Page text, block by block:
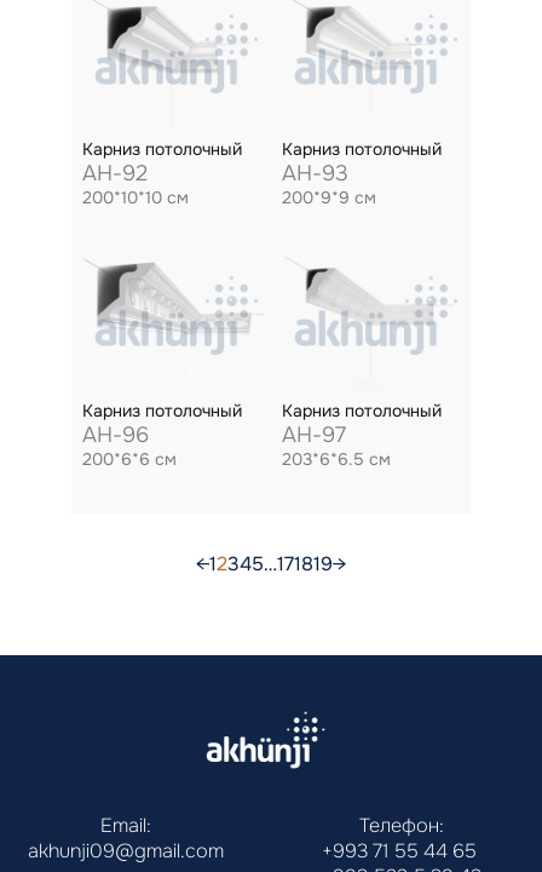
Карниз потолочный
AH-92
200*10*10 см
Карниз потолочный
AH-93
200*9*9 см
Карниз потолочный
AH-96
200*6*6 см
Карниз потолочный
AH-97
203*6*6.5 см
←12345…171819→
Email:
akhunji09@gmail.com
Телефон:
+993 71 55 44 65